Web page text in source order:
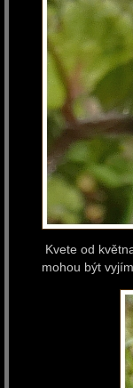
Kvete od
mohou být